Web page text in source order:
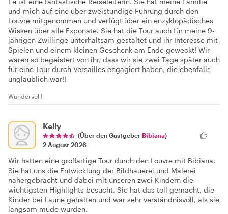
und mich auf eine über zweistündige Führung durch den
Louvre mitgenommen und verfügt über ein enzyklopädisches
Wissen über alle Exponate. Sie hat die Tour auch für meine 9-
jährigen Zwillinge unterhaltsam gestaltet und ihr Interesse mit
Spielen und einem kleinen Geschenk am Ende geweckt! Wir
waren so begeistert von ihr, dass wir sie zwei Tage später auch
für eine Tour durch Versailles engagiert haben, die ebenfalls
unglaublich war!!
Wundervoll!
Kelly
(Über den Gastgeber Bibiana)
2 August 2026
Wir hatten eine großartige Tour durch den Louvre mit Bibiana.
Sie hat uns die Entwicklung der Bildhauerei und Malerei
nähergebracht und dabei mit unseren zwei Kindern die
wichtigsten Highlights besucht. Sie hat das toll gemacht, die
Kinder bei Laune gehalten und war sehr verständnisvoll, als sie
langsam müde wurden.